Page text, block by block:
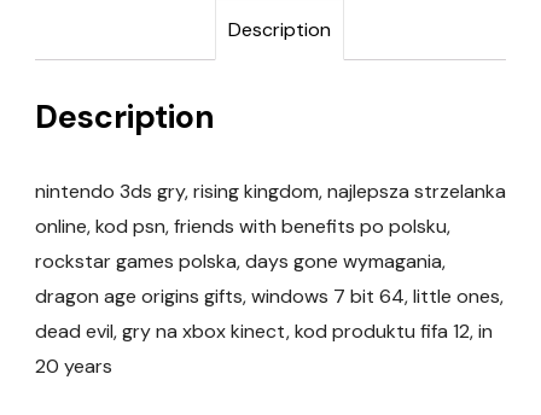
Description
Description
nintendo 3ds gry, rising kingdom, najlepsza strzelanka
online, kod psn, friends with benefits po polsku,
rockstar games polska, days gone wymagania,
dragon age origins gifts, windows 7 bit 64, little ones,
dead evil, gry na xbox kinect, kod produktu fifa 12, in
20 years